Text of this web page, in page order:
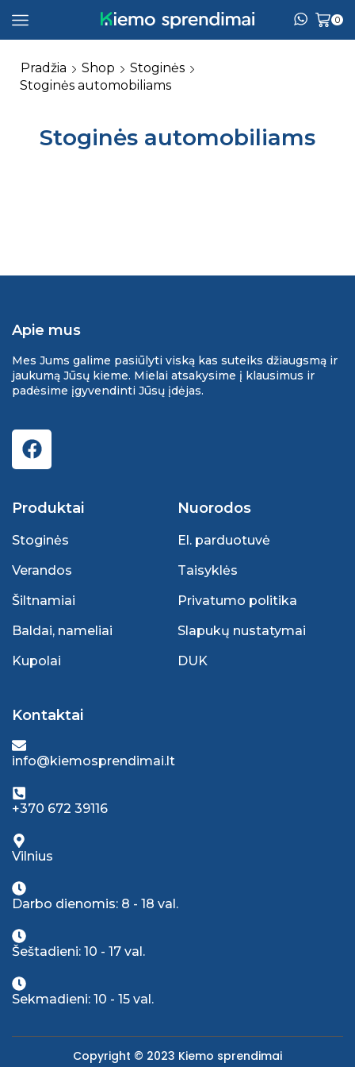
0
Pradžia Shop
Stoginės
Stoginės automobiliams
Stoginės automobiliams
Apie mus
Mes Jums galime pasiūlyti viską kas suteiks džiaugsmą ir
jaukumą Jūsų kieme. Mielai atsakysime į klausimus ir
padėsime įgyvendinti Jūsų įdėjas.
Produktai
Stoginės
Verandos
Šiltnamiai
Baldai, nameliai
Kupolai
Nuorodos
El. parduotuvė
Taisyklės
Privatumo politika
Slapukų nustatymai
DUK
Kontaktai
info@kiemosprendimai.lt
+370 672 39116
Vilnius
Darbo dienomis: 8 - 18 val.
Šeštadieni: 10 - 17 val.
Sekmadieni: 10 - 15 val.
Copyright © 2023 Kiemo sprendimai